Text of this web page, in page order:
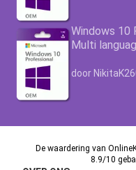
Windows 10
Multi
Waardering
door
De waardering van
8.9/10